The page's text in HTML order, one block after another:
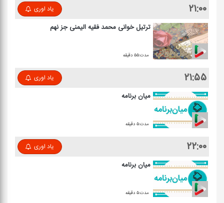
۲۱:۰۰ یاد اوری
ترتیل خوانی محمد فقیه الیمنی جز نهم
مدت:۵۵ دقیقه
۲۱:۵۵ یاد اوری
میان برنامه
مدت:۵ دقیقه
۲۲:۰۰ یاد اوری
میان برنامه
مدت:۵ دقیقه